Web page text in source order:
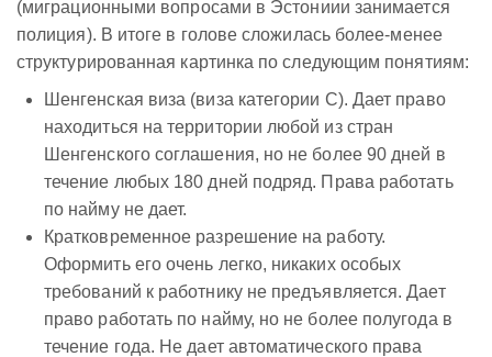
(миграционными вопросами в Эстониии занимается
полиция). В итоге в голове сложилась более-менее
структурированная картинка по следующим понятиям:
Шенгенская виза (виза категории C). Дает право
находиться на территории любой из стран
Шенгенского соглашения, но не более 90 дней в
течение любых 180 дней подряд. Права работать
по найму не дает.
Кратковременное разрешение на работу.
Оформить его очень легко, никаких особых
требований к работнику не предъявляется. Дает
право работать по найму, но не более полугода в
течение года. Не дает автоматического права